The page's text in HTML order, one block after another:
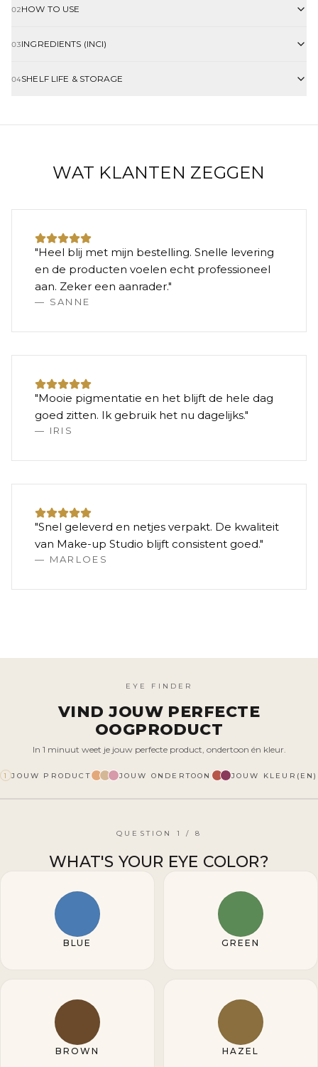
02HOW TO USE
03INGREDIENTS (INCI)
04SHELF LIFE & STORAGE
WAT KLANTEN ZEGGEN
"Heel blij met mijn bestelling. Snelle levering
en de producten voelen echt professioneel
aan. Zeker een aanrader."
— SANNE
"Mooie pigmentatie en het blijft de hele dag
goed zitten. Ik gebruik het nu dagelijks."
— IRIS
"Snel geleverd en netjes verpakt. De kwaliteit
van Make-up Studio blijft consistent goed."
— MARLOES
EYE FINDER
VIND JOUW PERFECTE
OOGPRODUCT
In 1 minuut weet je jouw perfecte product, ondertoon én kleur.
1 JOUW PRODUCT JOUW ONDERTOON JOUW KLEUR(EN)
QUESTION 1 / 8
WHAT'S YOUR EYE COLOR?
BLUE GREEN
BROWN HAZEL